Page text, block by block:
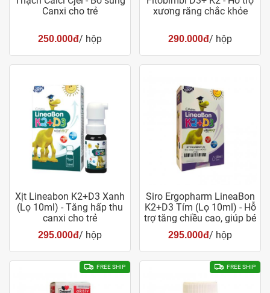
Canxi cho trẻ
250.000đ/ hộp
xương răng chắc khỏe
290.000đ/ hộp
Xịt Lineabon K2+D3 Xanh
(Lọ 10ml) - Tăng hấp thu
canxi cho trẻ
295.000đ/ hộp
Siro Ergopharm LineaBon
K2+D3 Tím (Lọ 10ml) - Hỗ
trợ tăng chiều cao, giúp bé
khỏe mạnh
295.000đ/ hộp
FREE SHIP FREE SHIP